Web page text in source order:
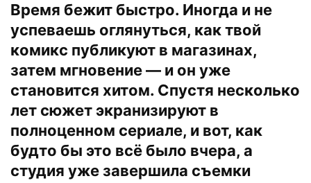
Время бежит быстро. Иногда и не
успеваешь оглянуться, как твой
комикс публикуют в магазинах,
затем мгновение — и он уже
становится хитом. Спустя несколько
лет сюжет экранизируют в
полноценном сериале, и вот, как
будто бы это всё было вчера, а
студия уже завершила съемки